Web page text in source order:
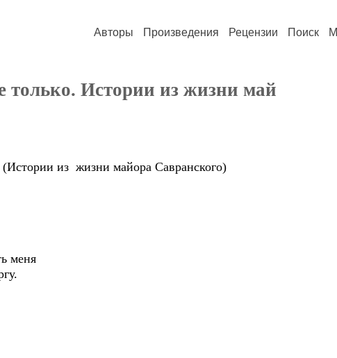
Авторы Произведения Рецензии Поиск
только. Истории из жизни май
из жизни майора Савранского)
меня